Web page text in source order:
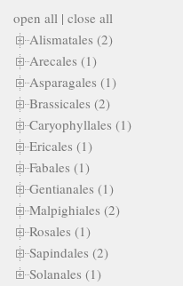
open all | close all
Alismatales (2)
Arecales (1)
Asparagales (1)
Brassicales (2)
Caryophyllales (1)
Ericales (1)
Fabales (1)
Gentianales (1)
Malpighiales (2)
Rosales (1)
Sapindales (2)
Solanales (1)